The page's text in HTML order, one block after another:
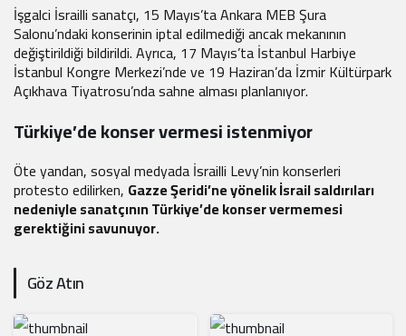
İşgalci İsrailli sanatçı, 15 Mayıs’ta Ankara MEB Şura
Salonu’ndaki konserinin iptal edilmediği ancak mekanının
değiştirildiği bildirildi. Ayrıca, 17 Mayıs’ta İstanbul Harbiye
İstanbul Kongre Merkezi’nde ve 19 Haziran’da İzmir Kültürpark
Açıkhava Tiyatrosu’nda sahne alması planlanıyor.
Türkiye’de konser vermesi istenmiyor
Öte yandan, sosyal medyada İsrailli Levy’nin konserleri
protesto edilirken, Gazze Şeridi’ne yönelik İsrail saldırıları
nedeniyle sanatçının Türkiye’de konser vermemesi
gerektiğini savunuyor.
Göz Atın